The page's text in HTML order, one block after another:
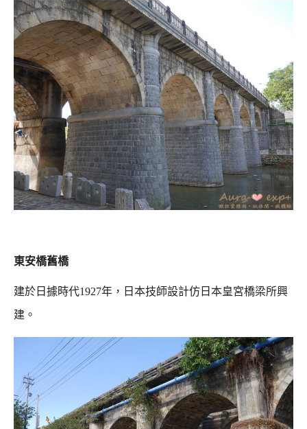
東安橋舊橋
建於日據時代1927年，日本技師設計仿日本皇宮橋梁所興
建。